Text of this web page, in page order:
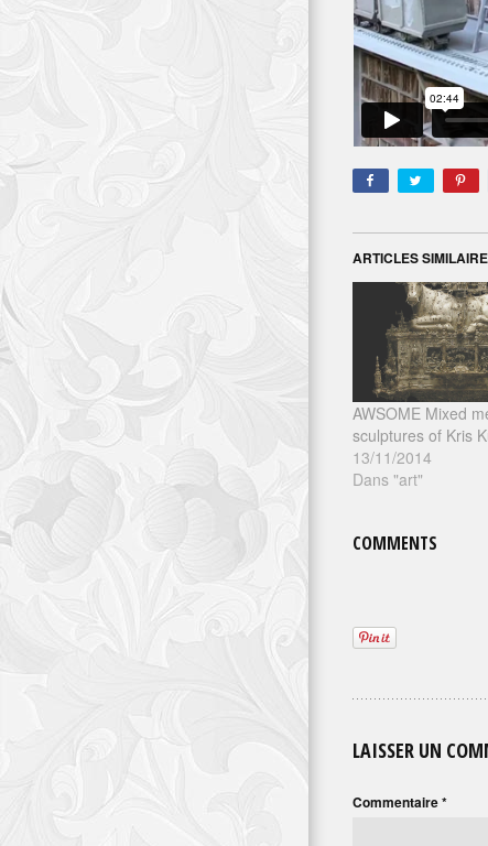
ARTICLES
AWSOME Mixed
sculptures of Kris
13/11/2014
Dans "art"
COMMENTS
LAISSER UN
Commentaire*